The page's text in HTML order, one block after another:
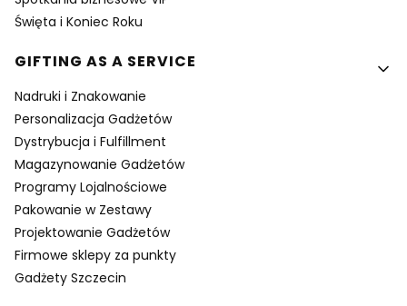
Święta i Koniec Roku
GIFTING AS A SERVICE
Nadruki i Znakowanie
Personalizacja Gadżetów
Dystrybucja i Fulfillment
Magazynowanie Gadżetów
Programy Lojalnościowe
Pakowanie w Zestawy
Projektowanie Gadżetów
Firmowe sklepy za punkty
Gadżety Szczecin